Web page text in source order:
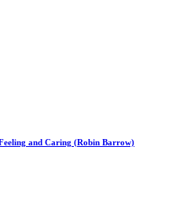
and Caring (Robin Barrow)